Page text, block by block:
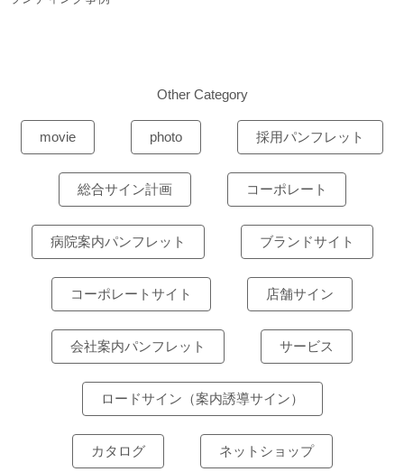
Other Category
movie photo 採用パンフレット
総合サイン計画 コーポレート
病院案内パンフレット ブランドサイト
コーポレートサイト 店舗サイン
会社案内パンフレット サービス
ロードサイン（案内誘導サイン）
カタログ ネットショップ